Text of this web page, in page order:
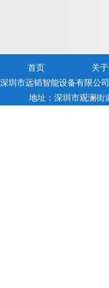
首页 关
深圳市远韬智能设备有限公
地址：深圳市观澜街